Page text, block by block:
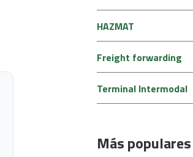
HAZMAT
Freight forwarding
Terminal Intermodal
Más populares